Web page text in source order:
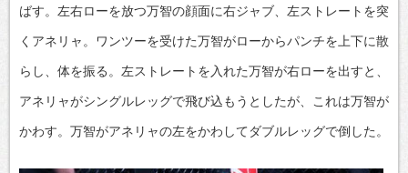
ばす。左右ローを放つ万智の顔面に右ジャブ、左ストレートを突
くアネリャ。ワンツーを受けた万智がローからパンチを上下に散
らし、体を振る。左ストレートを入れた万智が右ローを出すと、
アネリャがシングルレッグで飛び込もうとしたが、これは万智が
かわす。万智がアネリャの左をかわしてダブルレッグで倒した。